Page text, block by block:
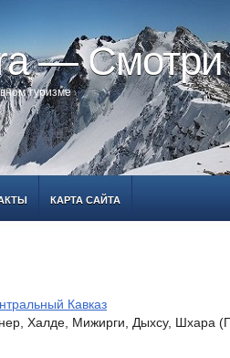
—
туризме
КАРТА САЙТА
Кавказ
Халде, Мижирги, Дыхсу, Шхара